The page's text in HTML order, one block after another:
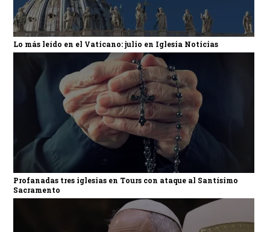
Lo más leído en el Vaticano: julio en Iglesia Noticias
Profanadas tres iglesias en Tours con ataque al Santísimo
Sacramento